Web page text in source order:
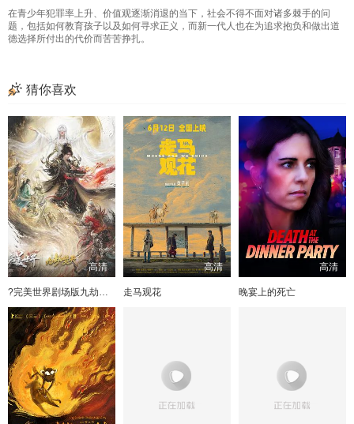
在青少年犯罪率上升、价值观逐渐消退的当下，社会不得不面对诸多棘手的问
题，包括如何教育孩子以及如何寻求正义，而新一代人也在为追求抱负和做出道
德选择所付出的代价而苦苦挣扎。
猜你喜欢
高清
?完美世界剧场版九劫焚天?
高清
走马观花
高清
晚宴上的死亡